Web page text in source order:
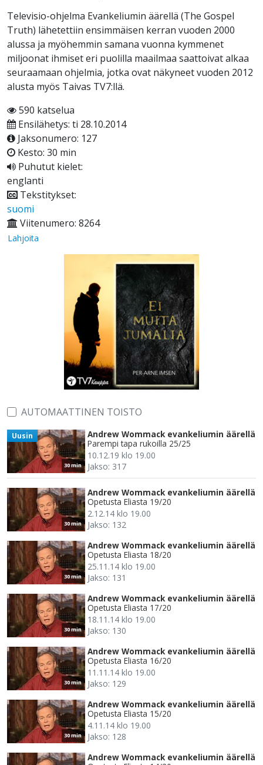
Televisio-ohjelma Evankeliumin äärellä (The Gospel
Truth) lähetettiin ensimmäisen kerran vuoden 2000
alussa ja myöhemmin samana vuonna kymmenet
miljoonat ihmiset eri puolilla maailmaa saattoivat alkaa
seuraamaan ohjelmia, jotka ovat näkyneet vuoden 2012
alusta myös Taivas TV7:llä.
590 katselua
Ensilähetys: ti 28.10.2014
Jaksonumero: 127
Kesto: 30 min
Puhutut kielet:
englanti
Tekstitykset:
suomi
Viitenumero: 8264
Lahjoita
AUTOMAATTINEN TOISTO
30 min
Uusin
Andrew Wommack evankeliumin äärellä
Parempi tapa rukoilla 25/25
10.12.19 klo 19.00
Jakso: 317
30 min
Andrew Wommack evankeliumin äärellä
Opetusta Eliasta 19/20
2.12.14 klo 19.00
Jakso: 132
30 min
Andrew Wommack evankeliumin äärellä
Opetusta Eliasta 18/20
25.11.14 klo 19.00
Jakso: 131
30 min
Andrew Wommack evankeliumin äärellä
Opetusta Eliasta 17/20
18.11.14 klo 19.00
Jakso: 130
30 min
Andrew Wommack evankeliumin äärellä
Opetusta Eliasta 16/20
11.11.14 klo 19.00
Jakso: 129
30 min
Andrew Wommack evankeliumin äärellä
Opetusta Eliasta 15/20
4.11.14 klo 19.00
Jakso: 128
Andrew Wommack evankeliumin äärellä